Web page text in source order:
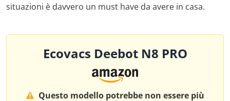
situazioni è davvero un must have da avere in casa.
Ecovacs Deebot N8 PRO
Questo modello potrebbe non essere più